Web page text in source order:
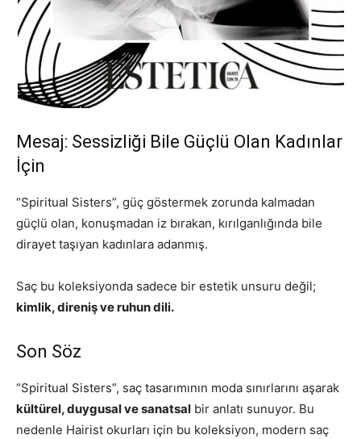
Mesaj: Sessizliği Bile Güçlü Olan Kadınlar
İçin
“Spiritual Sisters”, güç göstermek zorunda kalmadan
güçlü olan, konuşmadan iz bırakan, kırılganlığında bile
dirayet taşıyan kadınlara adanmış.
Saç bu koleksiyonda sadece bir estetik unsuru değil;
kimlik, direniş ve ruhun dili.
Son Söz
“Spiritual Sisters”, saç tasarımının moda sınırlarını aşarak
kültürel, duygusal ve sanatsal bir anlatı sunuyor. Bu
nedenle Hairist okurları için bu koleksiyon, modern saç